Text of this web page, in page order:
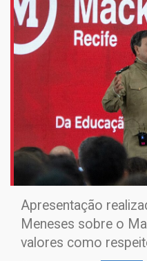
Apresentação
Meneses sobre o
valores como